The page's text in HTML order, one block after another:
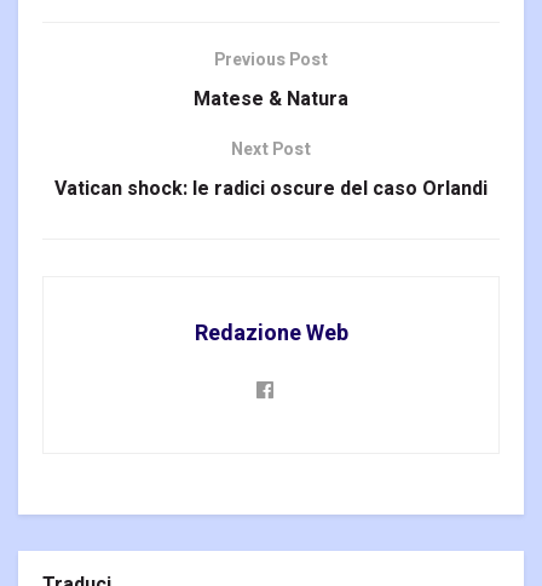
Previous Post
Matese & Natura
Next Post
Vatican shock: le radici oscure del caso Orlandi
Redazione Web